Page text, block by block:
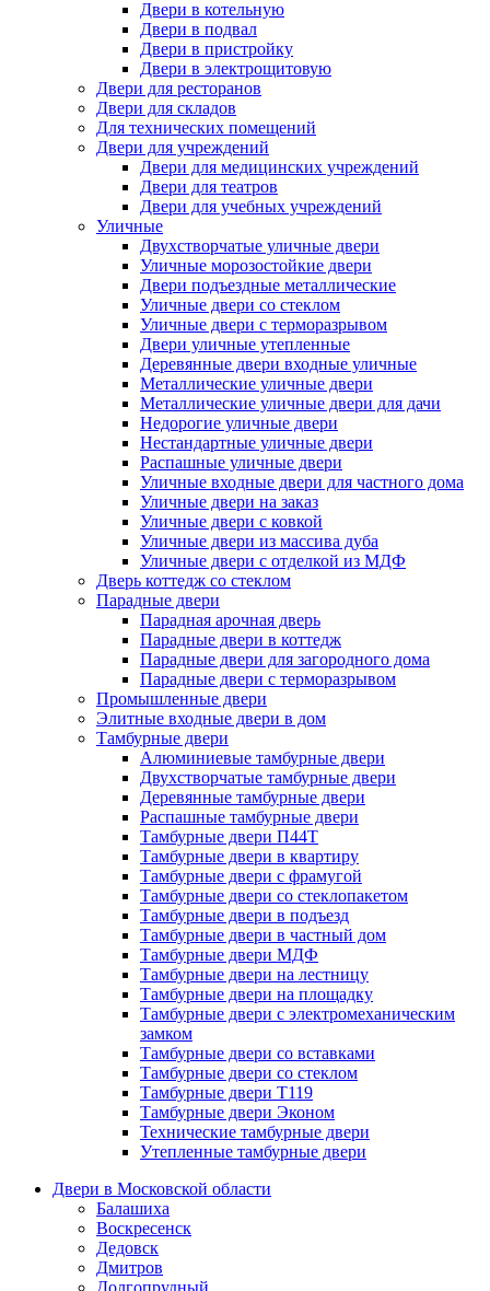
Двери в котельную
Двери в подвал
Двери в пристройку
Двери в электрощитовую
Двери для ресторанов
Двери для складов
Для технических помещений
Двери для учреждений
Двери для медицинских учреждений
Двери для театров
Двери для учебных учреждений
Уличные
Двухстворчатые уличные двери
Уличные морозостойкие двери
Двери подъездные металлические
Уличные двери со стеклом
Уличные двери с терморазрывом
Двери уличные утепленные
Деревянные двери входные уличные
Металлические уличные двери
Металлические уличные двери для дачи
Недорогие уличные двери
Нестандартные уличные двери
Распашные уличные двери
Уличные входные двери для частного дома
Уличные двери на заказ
Уличные двери с ковкой
Уличные двери из массива дуба
Уличные двери с отделкой из МДФ
Дверь коттедж со стеклом
Парадные двери
Парадная арочная дверь
Парадные двери в коттедж
Парадные двери для загородного дома
Парадные двери с терморазрывом
Промышленные двери
Элитные входные двери в дом
Тамбурные двери
Алюминиевые тамбурные двери
Двухстворчатые тамбурные двери
Деревянные тамбурные двери
Распашные тамбурные двери
Тамбурные двери П44Т
Тамбурные двери в квартиру
Тамбурные двери с фрамугой
Тамбурные двери со стеклопакетом
Тамбурные двери в подъезд
Тамбурные двери в частный дом
Тамбурные двери МДФ
Тамбурные двери на лестницу
Тамбурные двери на площадку
Тамбурные двери с электромеханическим
замком
Тамбурные двери со вставками
Тамбурные двери со стеклом
Тамбурные двери Т119
Тамбурные двери Эконом
Технические тамбурные двери
Утепленные тамбурные двери
Двери в Московской области
Балашиха
Воскресенск
Дедовск
Дмитров
Долгопрудный